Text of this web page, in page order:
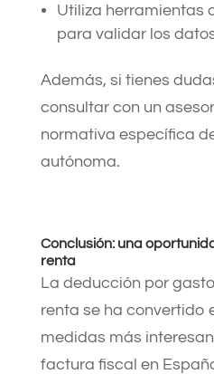
Utiliza herramientas
para validar los
Además, si tienes
consultar con un
normativa específica
autónoma.
Conclusión: una
renta
La deducción por
renta se ha convertido
medidas más
factura fiscal en